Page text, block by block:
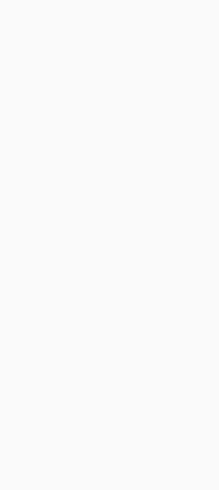
Sprid
strukturer för
Lösvaginan
det tjocka,
Eimi Fukada är